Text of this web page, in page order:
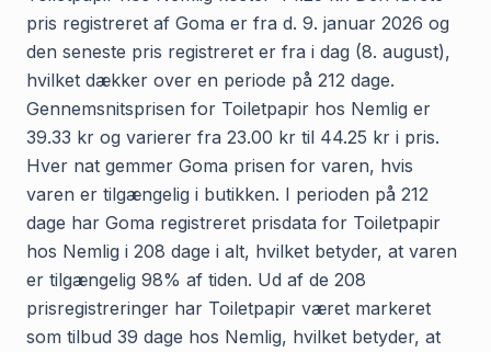
pris registreret af Goma er fra d. 9. januar 2026 og
den seneste pris registreret er fra i dag (8. august),
hvilket dækker over en periode på 212 dage.
Gennemsnitsprisen for Toiletpapir hos Nemlig er
39.33 kr og varierer fra 23.00 kr til 44.25 kr i pris.
Hver nat gemmer Goma prisen for varen, hvis
varen er tilgængelig i butikken. I perioden på 212
dage har Goma registreret prisdata for Toiletpapir
hos Nemlig i 208 dage i alt, hvilket betyder, at varen
er tilgængelig 98% af tiden. Ud af de 208
prisregistreringer har Toiletpapir været markeret
som tilbud 39 dage hos Nemlig, hvilket betyder, at